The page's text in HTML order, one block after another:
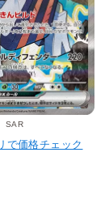
SAR
で価格チェック